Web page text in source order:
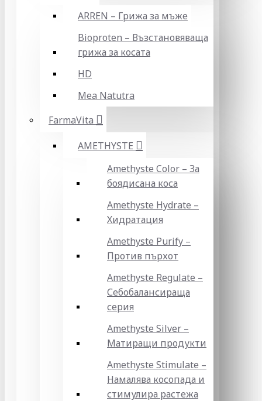
ARREN – Грижа за мъже
Bioproten – Възстановяваща
грижа за косата
HD
Mea Natutra
FarmaVita
AMETHYSTE
Amethyste Color – За
боядисана коса
Amethyste Hydrate –
Хидратация
Amethyste Purify –
Против пърхот
Amethyste Regulate –
Себобалансираща
серия
Amethyste Silver –
Матиращи продукти
Amethyste Stimulate –
Намалява косопада и
стимулира растежа